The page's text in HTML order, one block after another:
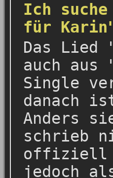
Ich
für
Das Lied
auch
Single
danach
Anders
schrieb
offiziell
jedoch